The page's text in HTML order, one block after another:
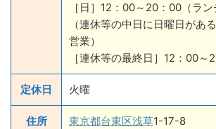
［日］12：00～20：00（ラン
（連休等の中日に日曜日があ
営業）
［連休等の最終日］12：00～
定休日 火曜
住所 東京都台東区浅草1-17-8